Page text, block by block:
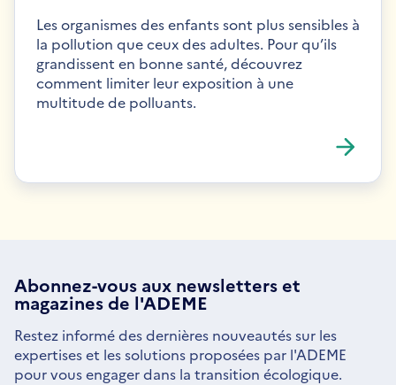
Les organismes des enfants sont plus sensibles à
la pollution que ceux des adultes. Pour qu’ils
grandissent en bonne santé, découvrez
comment limiter leur exposition à une
multitude de polluants.
Abonnez-vous aux newsletterset
magazines de l'ADEME
Restez informé des dernières nouveautés sur les
expertises et les solutions proposées par l'ADEME
pour vous engager dans la transition écologique.